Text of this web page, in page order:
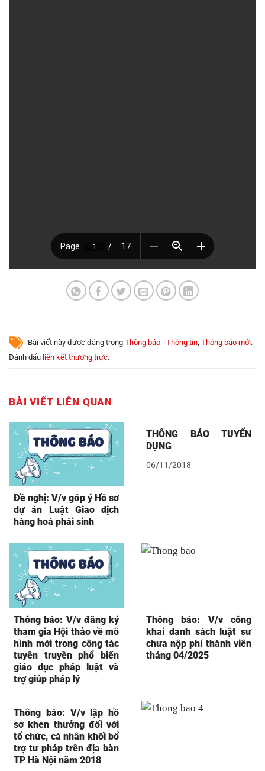
Bài viết này được đăng trong Thông báo - Thông tin, Thông báo mới.
Đánh dấu liên kết thường trực.
BÀI VIẾT LIÊN QUAN
Đề nghị: V/v góp ý Hồ sơ
dự án Luật Giao dịch
hàng hoá phái sinh
THÔNG BÁO TUYỂN
DỤNG
06/11/2018
Thông báo: V/v đăng ký
tham gia Hội thảo về mô
hình mới trong công tác
tuyên truyền phổ biến
giáo dục pháp luật và
trợ giúp pháp lý
Thông báo: V/v công
khai danh sách luật sư
chưa nộp phí thành viên
tháng 04/2025
Thông báo: V/v lập hồ
sơ khen thưởng đối với
tổ chức, cá nhân khối bổ
trợ tư pháp trên địa bàn
TP Hà Nội năm 2018